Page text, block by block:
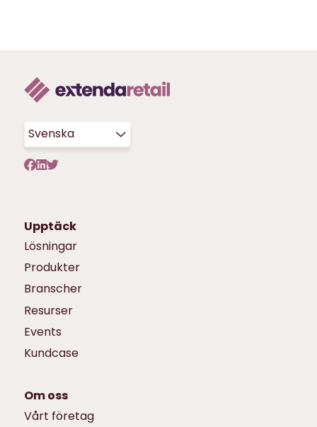
Svenska
Upptäck
Lösningar
Produkter
Branscher
Resurser
Events
Kundcase
Om oss
Vårt företag